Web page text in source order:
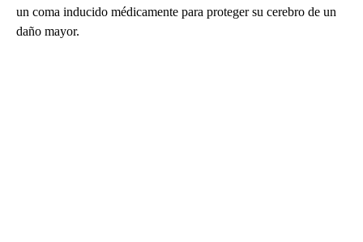
un coma inducido médicamente para proteger su cerebro de un
daño mayor.